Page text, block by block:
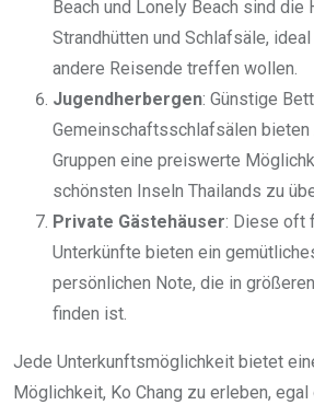
Beach und Lonely Beach sind
Strandhütten und Schlafsäle,
andere Reisende treffen wollen.
Jugendherbergen: Günstige
Gemeinschaftsschlafsälen bieten
Gruppen eine preiswerte
schönsten Inseln Thailands zu
Private Gästehäuser: Diese oft
Unterkünfte bieten ein
persönlichen Note, die in
finden ist.
Jede Unterkunftsmöglichkeit bietet
Möglichkeit, Ko Chang zu erleben,